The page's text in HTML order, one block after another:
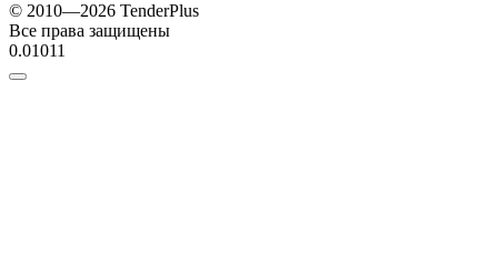
© 2010—2026 TenderPlus
Все права защищены
0.01011